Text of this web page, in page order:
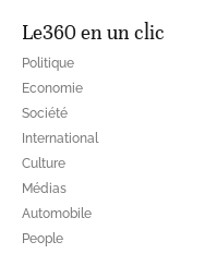
Le360 en un clic
Politique
Economie
Société
International
Culture
Médias
Automobile
People